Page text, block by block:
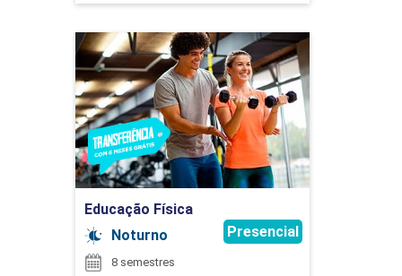
Educação Física
Noturno
Presencial
8 semestres
Educação Física
Detalhes do curso
Ir para Inscrição